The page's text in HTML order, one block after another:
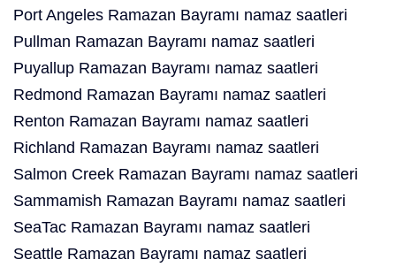
Port Angeles Ramazan Bayramı namaz saatleri
Pullman Ramazan Bayramı namaz saatleri
Puyallup Ramazan Bayramı namaz saatleri
Redmond Ramazan Bayramı namaz saatleri
Renton Ramazan Bayramı namaz saatleri
Richland Ramazan Bayramı namaz saatleri
Salmon Creek Ramazan Bayramı namaz saatleri
Sammamish Ramazan Bayramı namaz saatleri
SeaTac Ramazan Bayramı namaz saatleri
Seattle Ramazan Bayramı namaz saatleri